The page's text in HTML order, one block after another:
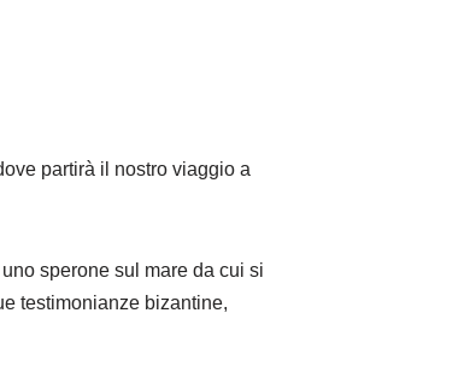
partirà il nostro viaggio a
sperone sul mare da cui si
testimonianze bizantine,